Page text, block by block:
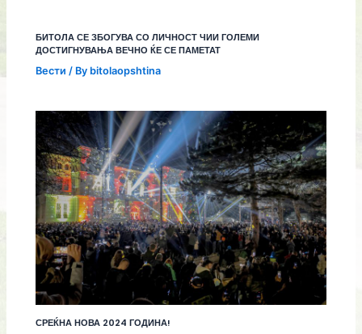
БИТОЛА СЕ ЗБОГУВА СО ЛИЧНОСТ ЧИИ ГОЛЕМИ
ДОСТИГНУВАЊА ВЕЧНО ЌЕ СЕ ПАМЕТАТ
Вести / By bitolaopshtina
СРЕЌНА НОВА 2024 ГОДИНА!